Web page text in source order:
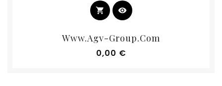
shopping_cart visibility
Www.agv-Group.com
0,00 €